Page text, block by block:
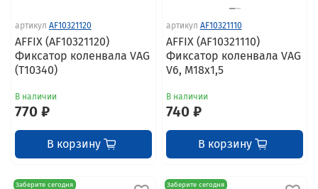
артикул AF10321120
AFFIX (AF10321120)
Фиксатор коленвала VAG
(T10340)
В наличии
770 ₽
В корзину
артикул AF10321110
AFFIX (AF10321110)
Фиксатор коленвала VAG
V6, M18x1,5
В наличии
740 ₽
В корзину
Заберите сегодня Заберите сегодня